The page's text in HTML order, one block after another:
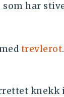
har
trevlerot
knekk